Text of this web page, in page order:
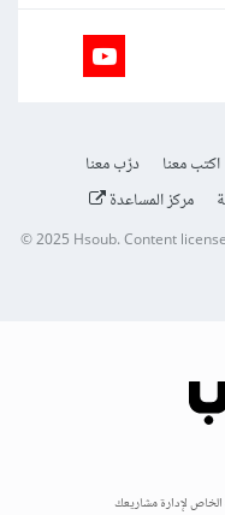
اكتب معنا
درّب معنا
مركز المساعدة
© 2025Hsoub.Content